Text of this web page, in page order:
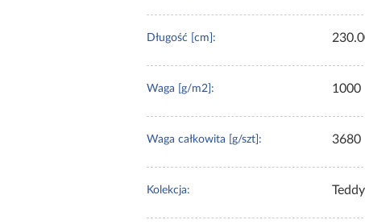
Długość [cm]:
Waga [g/m2]: 1000
Waga całkowita [g/szt]: 3680
Kolekcja: Teddy